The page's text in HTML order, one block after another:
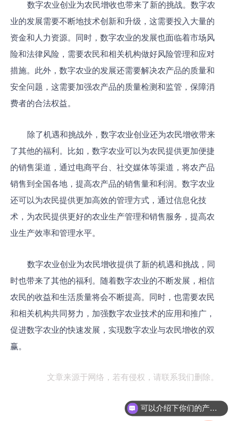
数字农业创业为农民增收也带来了新的挑战。数字农
业的发展需要不断地技术创新和升级，这需要投入大量的
资金和人力资源。同时，数字农业的发展也面临着市场风
险和法律风险，需要农民和相关机构做好风险管理和应对
措施。此外，数字农业的发展还需要解决农产品的质量和
安全问题，这需要加强农产品的质量检测和监管，保障消
费者的合法权益。
除了机遇和挑战外，数字农业创业还为农民增收带来
了其他的福利。比如，数字农业可以为农民提供更加便捷
的销售渠道，通过电商平台、社交媒体等渠道，将农产品
销售到全国各地，提高农产品的销售量和利润。数字农业
还可以为农民提供更加高效的管理方式，通过信息化技
术，为农民提供更好的农业生产管理和销售服务，提高农
业生产效率和管理水平。
数字农业创业为农民增收提供了新的机遇和挑战，同
时也带来了其他的福利。随着数字农业的不断发展，相信
农民的收益和生活质量将会不断提高。同时，也需要农民
和相关机构共同努力，加强数字农业技术的应用和推广，
促进数字农业的快速发展，实现数字农业与农民增收的双
赢。
文章来源于网络，若有侵权，请联系我们删除。
可以介绍下你们的产品么
你们是怎么收费的呢